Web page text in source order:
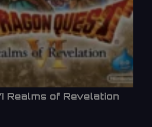
Realms of Revelation